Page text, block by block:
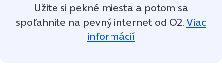
Užite si pekné miesta a potom sa
spoľahnite na pevný internet od O2. Viac
informácií